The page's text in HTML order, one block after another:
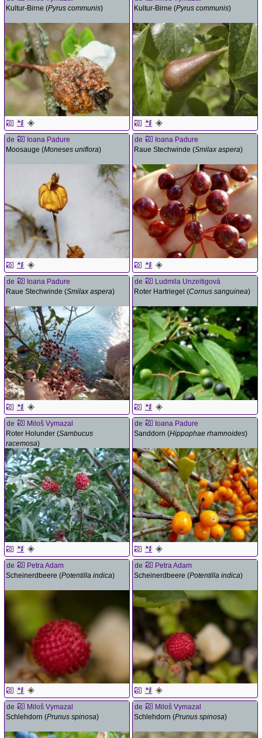
Kultur-Birne (Pyrus communis)
Kultur-Birne (Pyrus communis)
de
Ioana Padure
Moosauge (Moneses uniflora)
de
Ioana Padure
Raue Stechwinde (Smilax aspera)
de
Ioana Padure
Raue Stechwinde (Smilax aspera)
de
Ludmila Unzeitigová
Roter Hartriegel (Cornus sanguinea)
de
Miloš Vymazal
Roter Holunder (Sambucus
racemosa)
de
Ioana Padure
Sanddorn (Hippophae rhamnoides)
de
Petra Adam
Scheinerdbeere (Potentilla indica)
de
Petra Adam
Scheinerdbeere (Potentilla indica)
de
Miloš Vymazal
Schlehdorn (Prunus spinosa)
de
Miloš Vymazal
Schlehdorn (Prunus spinosa)